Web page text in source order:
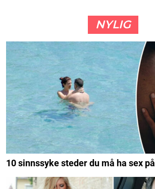
NYLIG
10 sinnssyke steder du må ha sex på